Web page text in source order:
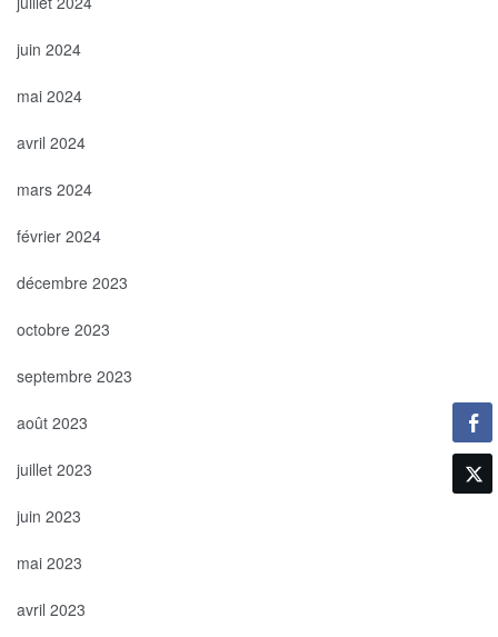
juin 2024
mai 2024
avril 2024
mars 2024
février 2024
décembre 2023
octobre 2023
septembre 2023
août 2023
juillet 2023
juin 2023
mai 2023
avril 2023